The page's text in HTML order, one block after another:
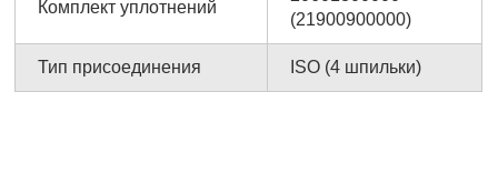
Комплект уплотнений
(21900900000)
Тип присоединения ISO (4 шпильки)